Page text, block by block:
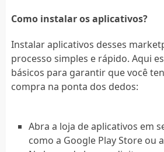
Como instalar os aplicativos?
Instalar aplicativos desses
processo simples e rápido. Aqui
básicos para garantir que você
compra na ponta dos dedos:
Abra a loja de aplicativos em
como a Google Play Store ou